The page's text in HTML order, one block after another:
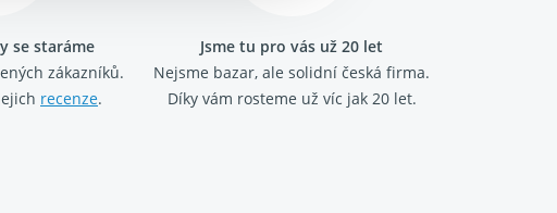
se staráme
zákazníků.
recenze.
Jsme tu pro vás už 20 let
Nejsme bazar, ale solidní česká firma.
Díky vám rosteme už víc jak 20 let.